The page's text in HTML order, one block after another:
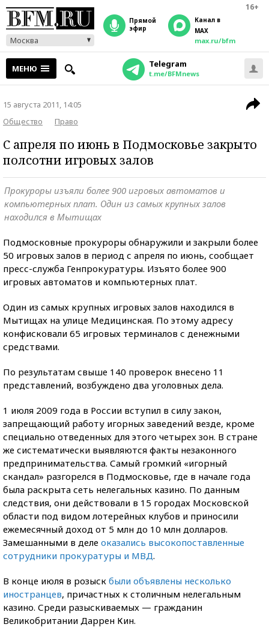
16+
Москва
прямой
эфир
Канал в
MAX
max.ru/bfm
МЕНЮ Telegram
t.me/BFMnews
15 августа 2011, 14:05
Общество
Право
С апреля по июнь в Подмосковье закрыто
полсотни игровых залов
Прокуроры изъяли более 900 игровых автоматов и
компьютерных плат. Один из самых крупных залов
находился в Мытищах
Подмосковные прокуроры обнаружили и закрыли более
50 игровых залов в период с апреля по июнь, сообщает
пресс-служба Генпрокуратуры. Изъято более 900
игровых автоматов и компьютерных плат.
Один из самых крупных игровых залов находился в
Мытищах на улице Медицинская. По этому адресу
конфисковали 65 игровых терминалов с денежными
средствами.
По результатам свыше 140 проверок внесено 11
представлений, возбуждено два уголовных дела.
1 июля 2009 года в России вступил в силу закон,
запрещающий работу игорных заведений везде, кроме
специально отведенных для этого четырех зон. В стране
же систематически выявляются факты незаконного
предпринимательства. Самый громкий «игорный
скандал» разгорелся в Подмосковье, где в начале года
была раскрыта сеть нелегальных казино. По данным
следствия, они действовали в 15 городах Московской
области под видом лотерейных клубов и приносили
ежемесячный доход от 5 млн до 10 млн долларов.
Замешанными в деле оказались высокопоставленные
сотрудники прокуратуры и МВД.
В конце июля в розыск были объявлены несколько
иностранцев, причастных к столичным нелегальным
казино. Среди разыскиваемых — гражданин
Великобритании Даррен Кин.